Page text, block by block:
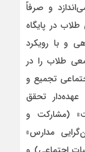
و صرفاً
در پایگاه
و با رویکرد
طلاب را در
تجمیع و
تحقق
(مشارکت و
مدارس»